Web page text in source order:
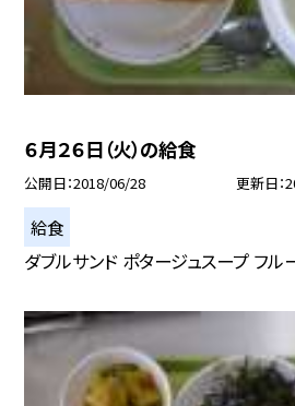
６月２６日（火）の給食
公開日 2018/06/28 更新日
給食
ダブルサンド ポタージュスープ フ